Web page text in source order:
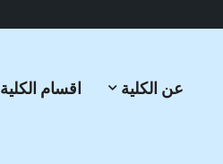
عن الكلية اقسام الكلية